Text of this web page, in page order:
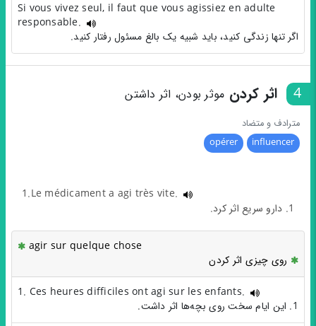
Si vous vivez seul, il faut que vous agissiez en adulte
responsable.
اگر تنها زندگی کنید، باید شبیه یک بالغ مسئول رفتار کنید.
4 اثر کردن موثر بودن، اثر داشتن
مترادف و متضاد
influencer
opérer
1.Le médicament a agi très vite.
1. دارو سریع اثر کرد.
agir sur quelque chose
روی چیزی اثر کردن
1. Ces heures difficiles ont agi sur les enfants.
1. این ایام سخت روی بچه‌ها اثر داشت.